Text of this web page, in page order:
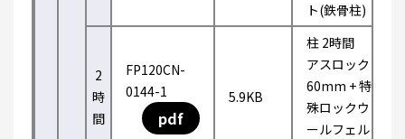
ト(鉄骨柱)
2
時
間
FP120CN-
0144-1
pdf
5.9KB
柱 2時間
アスロック
60mm + 特
殊ロックウ
ールフェル